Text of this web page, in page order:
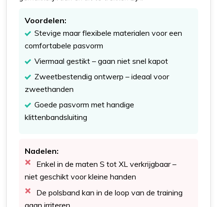
Voordelen:
Stevige maar flexibele materialen voor een
comfortabele pasvorm
Viermaal gestikt – gaan niet snel kapot
Zweetbestendig ontwerp – ideaal voor
zweethanden
Goede pasvorm met handige
klittenbandsluiting
Nadelen:
Enkel in de maten S tot XL verkrijgbaar –
niet geschikt voor kleine handen
De polsband kan in de loop van de training